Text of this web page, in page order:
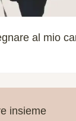
al mio
insieme